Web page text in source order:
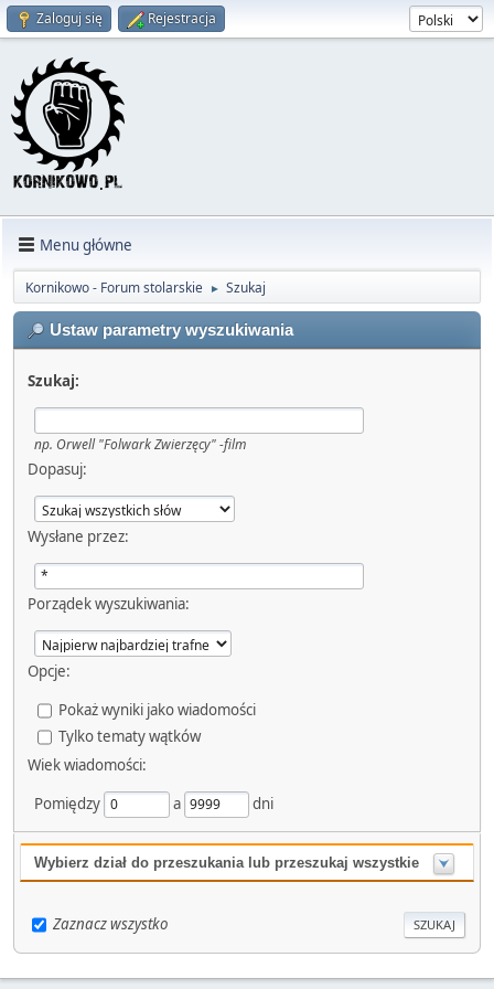
Zaloguj się Rejestracja
Menu główne
Kornikowo - Forum stolarskie ► Szukaj
Ustaw parametry wyszukiwania
Szukaj:
np. Orwell "Folwark Zwierzęcy" -film
Dopasuj:
Wysłane przez:
Porządek wyszukiwania:
Opcje:
Pokaż wyniki jako wiadomości
Tylko tematy wątków
Wiek wiadomości:
Pomiędzy
a dni
Wybierz dział do przeszukania lub przeszukaj wszystkie
Zaznacz wszystko